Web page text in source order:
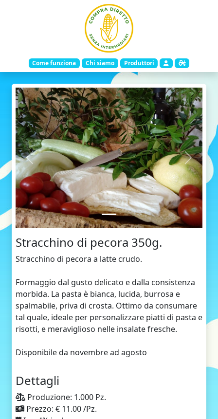
Come funziona Chi siamo Produttori
Indietro Avanti
Stracchino di pecora 350g.
Stracchino di pecora a latte crudo.
Formaggio dal gusto delicato e dalla consistenza
morbida. La pasta è bianca, lucida, burrosa e
spalmabile, priva di crosta. Ottimo da consumare
tal quale, ideale per personalizzare piatti di pasta e
risotti, e meraviglioso nelle insalate fresche.
Disponibile da novembre ad agosto
Dettagli
Produzione: 1.000 Pz.
Prezzo: € 11.00 /Pz.